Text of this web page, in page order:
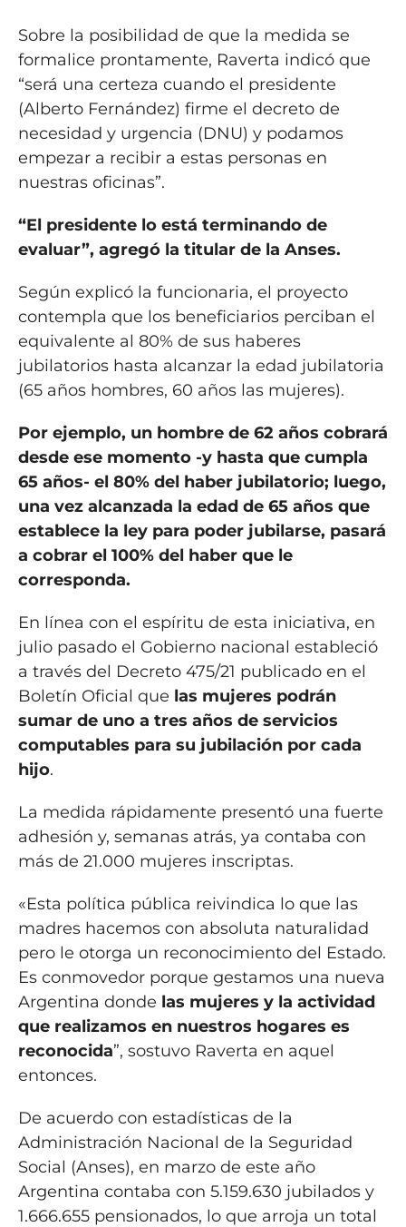
Sobre la posibilidad de que la medida se
formalice prontamente, Raverta indicó que
“será una certeza cuando el presidente
(Alberto Fernández) firme el decreto de
necesidad y urgencia (DNU) y podamos
empezar a recibir a estas personas en
nuestras oficinas”.
“El presidente lo está terminando de
evaluar”, agregó la titular de la Anses.
Según explicó la funcionaria, el proyecto
contempla que los beneficiarios perciban el
equivalente al 80% de sus haberes
jubilatorios hasta alcanzar la edad jubilatoria
(65 años hombres, 60 años las mujeres).
Por ejemplo, un hombre de 62 años cobrará
desde ese momento -y hasta que cumpla
65 años- el 80% del haber jubilatorio; luego,
una vez alcanzada la edad de 65 años que
establece la ley para poder jubilarse, pasará
a cobrar el 100% del haber que le
corresponda.
En línea con el espíritu de esta iniciativa, en
julio pasado el Gobierno nacional estableció
a través del Decreto 475/21 publicado en el
Boletín Oficial que las mujeres podrán
sumar de uno a tres años de servicios
computables para su jubilación por cada
hijo.
La medida rápidamente presentó una fuerte
adhesión y, semanas atrás, ya contaba con
más de 21.000 mujeres inscriptas.
«Esta política pública reivindica lo que las
madres hacemos con absoluta naturalidad
pero le otorga un reconocimiento del Estado.
Es conmovedor porque gestamos una nueva
Argentina donde las mujeres y la actividad
que realizamos en nuestros hogares es
reconocida”, sostuvo Raverta en aquel
entonces.
De acuerdo con estadísticas de la
Administración Nacional de la Seguridad
Social (Anses), en marzo de este año
Argentina contaba con 5.159.630 jubilados y
1.666.655 pensionados, lo que arroja un total